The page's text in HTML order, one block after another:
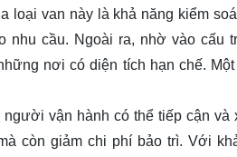
loại van này là khả năng kiểm
cầu. Ngoài ra, nhờ vào cấu
nơi có diện tích hạn chế.
vận hành có thể tiếp cận
còn giảm chi phí bảo trì. Với